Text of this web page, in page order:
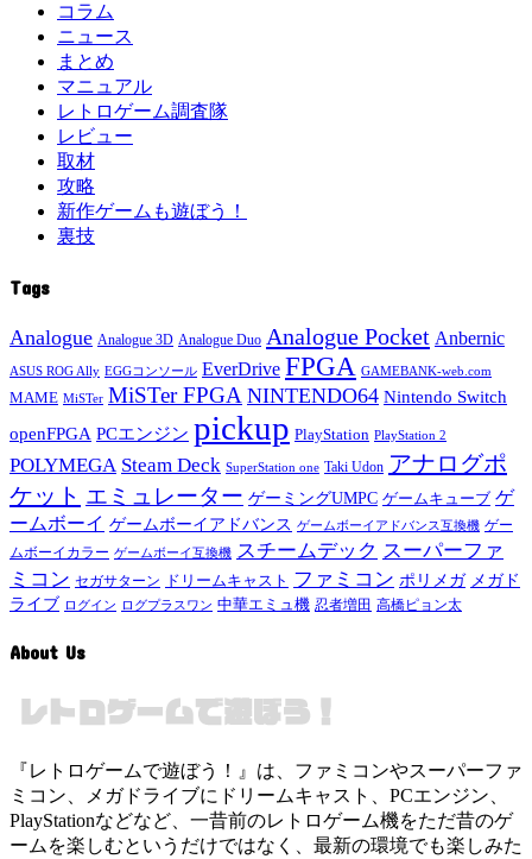
コラム
ニュース
まとめ
マニュアル
レトロゲーム調査隊
レビュー
取材
攻略
新作ゲームも遊ぼう！
裏技
Tags
Analogue Analogue 3D Analogue Duo Analogue Pocket Anbernic
ASUS ROG Ally EGGコンソール EverDrive FPGA GAMEBANK-web.com
MAME MiSTer MiSTer FPGA NINTENDO64 Nintendo Switch
openFPGA PCエンジン pickup PlayStation PlayStation 2
POLYMEGA Steam Deck SuperStation one Taki Udon アナログポ
ケット エミュレーター ゲーミングUMPC ゲームキューブ ゲ
ームボーイ ゲームボーイアドバンス ゲームボーイアドバンス互換機 ゲー
ムボーイカラー ゲームボーイ互換機 スチームデック スーパーファ
ミコン セガサターン ドリームキャスト ファミコン ポリメガ メガド
ライブ ログイン ログプラスワン 中華エミュ機 忍者増田 高橋ピョン太
About Us
『レトロゲームで遊ぼう！』は、ファミコンやスーパーファ
ミコン、メガドライブにドリームキャスト、PCエンジン、
PlayStationなどなど、一昔前のレトロゲーム機をただ昔のゲ
ームを楽しむというだけではなく、最新の環境でも楽しみた